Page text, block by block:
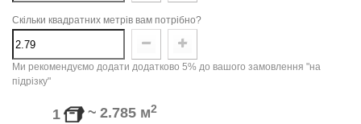
Скільки квадратних метрів вам потрібно?
Ми рекомендуємо додати додатково 5% до вашого замовлення "на
підрізку"
1 ~ 2.785 м2